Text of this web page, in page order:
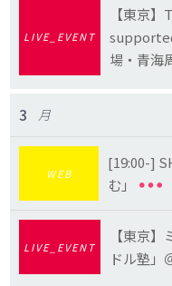
LIVE_EVENT
【東京
場・青海
3 月
WEB
[19:00-]
む」
LIVE_EVENT
【東京
ドル塾